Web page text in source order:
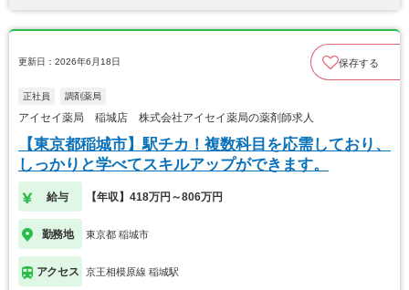
更新日：2026年6月18日 保存する
正社員 調剤薬局
アイセイ薬局 稲城店 株式会社アイセイ薬局の薬剤師求人
【東京都稲城市】駅チカ！複数科目を応需しており、
しっかりと学べてスキルアップができます。
給与 【年収】418万円～806万円
勤務地 東京都 稲城市
アクセス 京王相模原線 稲城駅